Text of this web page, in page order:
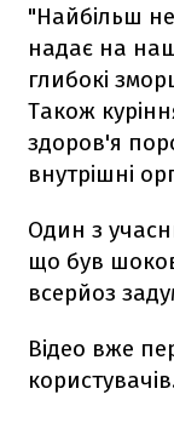
"Найбільш
надає на
глибокі
Також
здоров'я
внутрішні
Один з
що був
всерйоз
Відео вже